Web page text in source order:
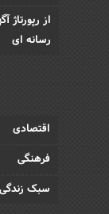
از رپورتاژ
رسانه ای
اقتصادی
فرهنگی
سبک زندگی